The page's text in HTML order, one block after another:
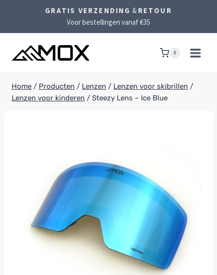
inhoud
GRATIS VERZENDING & RETOUR
Voor bestellingen vanaf €35
0
Home / Producten / Lenzen / Lenzen voor skibrillen /
Lenzen voor kinderen / Steezy Lens – Ice Blue